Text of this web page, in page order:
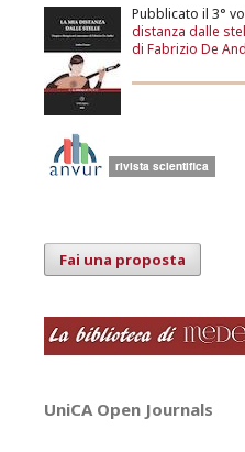
Pubblicato il 3°
distanza dalle
di Fabrizio De
Fai una proposta
UniCA Open Journals